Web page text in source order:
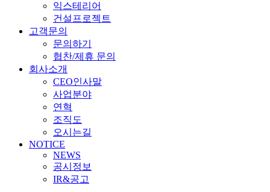
익스테리어
건설프로젝트
고객문의
문의하기
협찬/제휴 문의
회사소개
CEO인사말
사업분야
연혁
조직도
오시는길
NOTICE
NEWS
공시정보
IR&공고